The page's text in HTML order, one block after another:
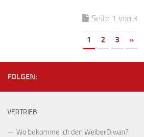
Seite 1 von 3
1 2 3 »
FOLGEN:
VERTRIEB
Wo bekomme ich den WeiberDiwan?